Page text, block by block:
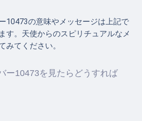
10473の意味やメッセージは上記で
す。天使からのスピリチュアルなメ
みてください。
ー10473を見たらどうすれば